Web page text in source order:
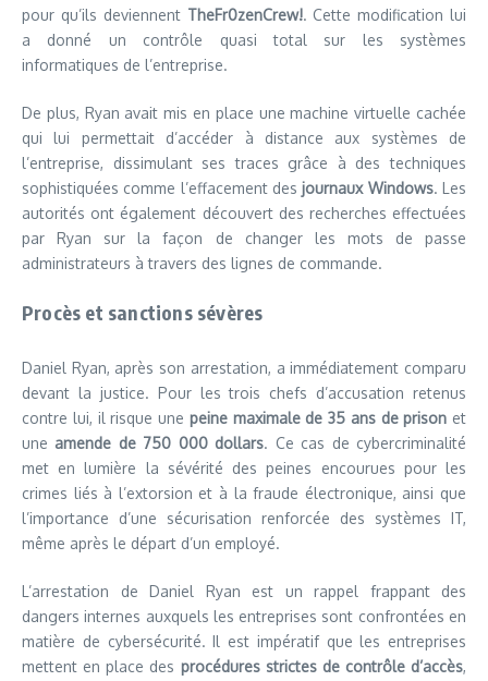
pour qu’ils deviennent TheFr0zenCrew!. Cette modification lui
a donné un contrôle quasi total sur les systèmes
informatiques de l’entreprise.
De plus, Ryan avait mis en place une machine virtuelle cachée
qui lui permettait d’accéder à distance aux systèmes de
l’entreprise, dissimulant ses traces grâce à des techniques
sophistiquées comme l’effacement desjournaux Windows. Les
autorités ont également découvert des recherches effectuées
par Ryan sur la façon de changer les mots de passe
administrateurs à travers des lignes de commande.
Procès et sanctions sévères
Daniel Ryan, après son arrestation, a immédiatement comparu
devant la justice. Pour les trois chefs d’accusation retenus
contre lui, il risque une peine maximale de 35 ans de prison et
une amende de 750 000 dollars. Ce cas de cybercriminalité
met en lumière la sévérité des peines encourues pour les
crimes liés à l’extorsion et à la fraude électronique, ainsi que
l’importance d’une sécurisation renforcée des systèmes IT,
même après le départ d’un employé.
L’arrestation de Daniel Ryan est un rappel frappant des
dangers internes auxquels les entreprises sont confrontées en
matière de cybersécurité. Il est impératif que les entreprises
mettent en place des procédures strictes de contrôle d’accès,